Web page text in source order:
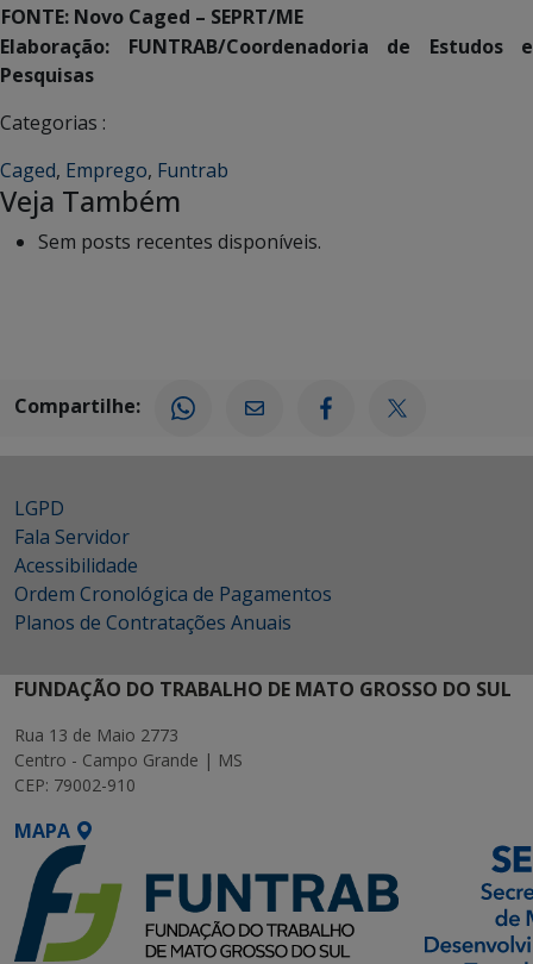
FONTE: Novo Caged – SEPRT/ME
Elaboração: FUNTRAB/Coordenadoria de Estudos e
Pesquisas
Categorias :
Caged, Emprego, Funtrab
Veja Também
Sem posts recentes disponíveis.
Compartilhe:
LGPD
Fala Servidor
Acessibilidade
Ordem Cronológica de Pagamentos
Planos de Contratações Anuais
FUNDAÇÃO DO TRABALHO DE MATO GROSSO DO SUL
Rua 13 de Maio 2773
Centro - Campo Grande | MS
CEP: 79002-910
MAPA